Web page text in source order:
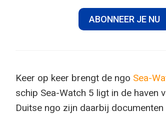
ABONNEER JE NU
Keer op keer brengt de ngo Sea-
schip Sea-Watch 5 ligt in de haven
Duitse ngo zijn daarbij